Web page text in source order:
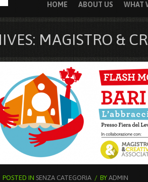
HOME ABOUT US WHAT
MAGISTRO &
POSTED IN SENZA CATEGORIA / BY ADMIN